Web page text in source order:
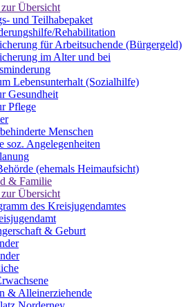
Übersicht
und Teilhabepaket
Rehabilitation
für Arbeitsuchende (Bürgergeld)
im Alter und bei
Lebensunterhalt (Sozialhilfe)
Gesundheit
Pflege
Menschen
soz. Angelegenheiten
(ehemals Heimaufsicht)
& Familie
Übersicht
des Kreisjugendamtes
& Geburt
& Alleinerziehende